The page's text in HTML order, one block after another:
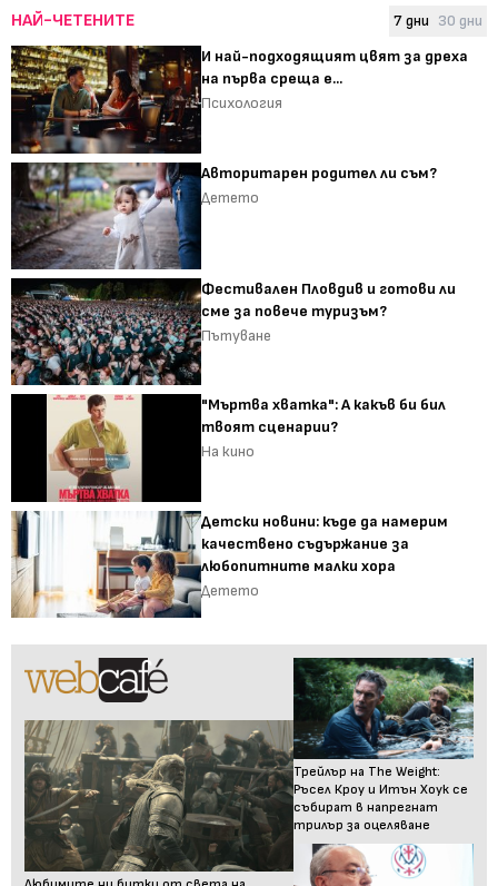
НАЙ-ЧЕТЕНИТЕ 7 дни 30 дни
И най-подходящият цвят за дреха
на първа среща е...
Психология
Авторитарен родител ли съм?
Детето
Фестивален Пловдив и готови ли
сме за повече туризъм?
Пътуване
"Мъртва хватка": А какъв би бил
твоят сценарии?
На кино
Детски новини: къде да намерим
качествено съдържание за
любопитните малки хора
Детето
Трейлър на The Weight:
Ръсел Кроу и Итън Хоук се
събират в напрегнат
трилър за оцеляване